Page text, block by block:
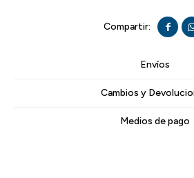

Envíos
Cambios y
Medios de pago